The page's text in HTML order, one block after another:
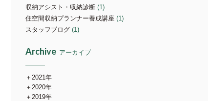
収納アシスト・収納診断 (1)
住空間収納プランナー養成講座 (1)
スタッフブログ (1)
Archive アーカイブ
2021年
2020年
2019年